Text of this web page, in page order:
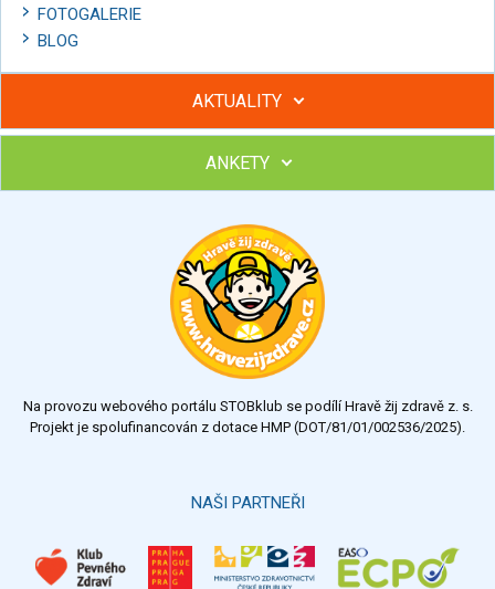
FOTOGALERIE
BLOG
AKTUALITY
Hubněte s podporou lektorky a skupiny v kurzech STOBu
Chcete poradit s hubnutím? Najděte si odborníka STOBu ve
ANKETY
Výsledky Všechny ankety
Na provozu webového portálu STOBklub se podílí Hravě žij zdravě z. s.
Projekt je spolufinancován z dotace HMP (DOT/81/01/002536/2025).
NAŠI PARTNEŘI